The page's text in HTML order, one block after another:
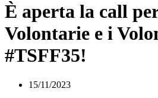
È aperta la call
Volontarie e i
#TSFF35!
15/11/2023